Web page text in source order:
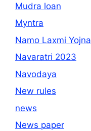
Mudra loan
Myntra
Namo Laxmi Yojna
Navaratri 2023
Navodaya
New rules
news
News paper